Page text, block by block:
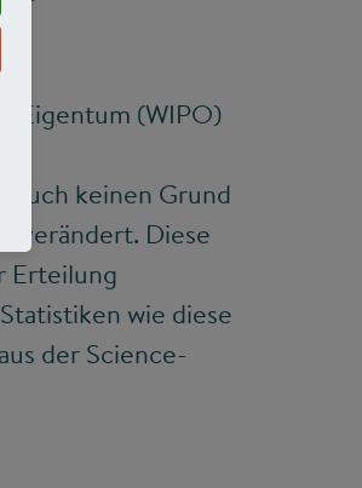
Eigentum (WIPO)
auch keinen Grund
verändert. Diese
Erteilung
wie diese
der Science-